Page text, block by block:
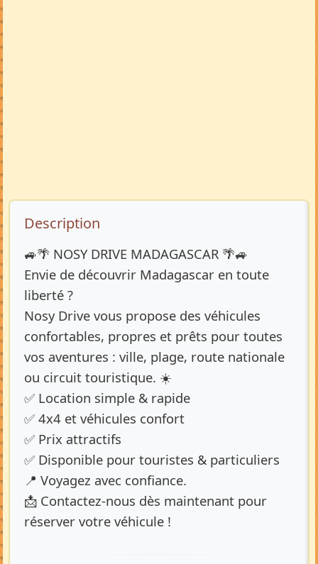
Description de l’annonce
Description
🚙🌴 NOSY DRIVE MADAGASCAR 🌴🚙
Envie de découvrir Madagascar en toute
liberté ?
Nosy Drive vous propose des véhicules
confortables, propres et prêts pour toutes
vos aventures : ville, plage, route nationale
ou circuit touristique. ☀️
✅ Location simple & rapide
✅ 4x4 et véhicules confort
✅ Prix attractifs
✅ Disponible pour touristes & particuliers
📍 Voyagez avec confiance.
📩 Contactez-nous dès maintenant pour
réserver votre véhicule !